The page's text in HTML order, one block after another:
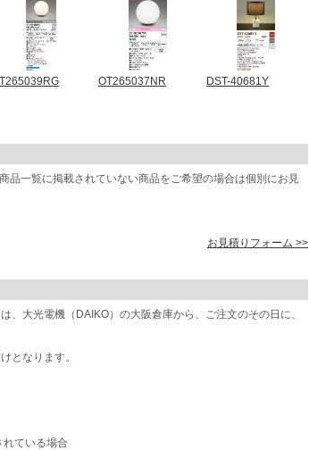
OT265037NR DST-40681Y
品一覧に掲載されていない商品をご希望の場合は個別にお見
お見積りフォーム >>
大光電機（DAIKO）の大阪倉庫から、ご注文のその日に、
となります。
ている場合